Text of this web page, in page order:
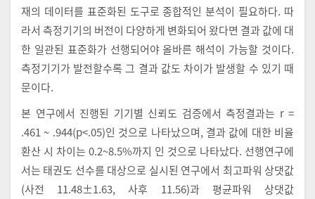
재의 데이터를 표준화된 도구로 종합적인 분석이 필요하다. 따
라서 측정기기의 버전이 다양하게 변화되어 왔다면 결과 값에 대
한 일관된 표준화가 선행되어야 올바른 해석이 가능할 것이다.
측정기기가 발전할수록 그 결과 값도 차이가 발생할 수 있기 때
문이다.
본 연구에서 진행된 기기별 신뢰도 검증에서 측정결과는 r =
.461 ~ .944(p<.05)인 것으로 나타났으며, 결과 값에 대한 비율
환산 시 차이는 0.2~8.5%까지 인 것으로 나타났다. 선행연구에
서는 태권도 선수를 대상으로 실시된 연구에서 최고파워 상댓값
(사전 11.48±1.63, 사후 11.56)과 평균파워 상댓값